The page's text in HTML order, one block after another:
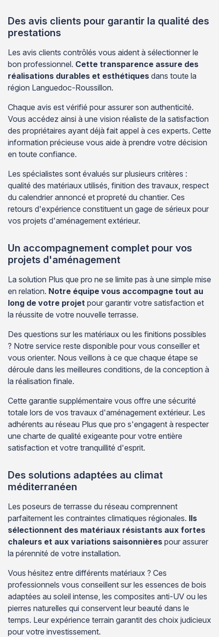
Des avis clients pour garantir la qualité des
prestations
Les avis clients contrôlés vous aident à sélectionner le
bon professionnel. Cette transparence assure des
réalisations durables et esthétiques dans toute la
région Languedoc-Roussillon.
Chaque avis est vérifié pour assurer son authenticité.
Vous accédez ainsi à une vision réaliste de la satisfaction
des propriétaires ayant déjà fait appel à ces experts. Cette
information précieuse vous aide à prendre votre décision
en toute confiance.
Les spécialistes sont évalués sur plusieurs critères :
qualité des matériaux utilisés, finition des travaux, respect
du calendrier annoncé et propreté du chantier. Ces
retours d'expérience constituent un gage de sérieux pour
vos projets d'aménagement extérieur.
Un accompagnement complet pour vos
projets d'aménagement
La solution Plus que pro ne se limite pas à une simple mise
en relation. Notre équipe vous accompagne tout au
long de votre projet pour garantir votre satisfaction et
la réussite de votre nouvelle terrasse.
Des questions sur les matériaux ou les finitions possibles
? Notre service reste disponible pour vous conseiller et
vous orienter. Nous veillons à ce que chaque étape se
déroule dans les meilleures conditions, de la conception à
la réalisation finale.
Cette garantie supplémentaire vous offre une sécurité
totale lors de vos travaux d'aménagement extérieur. Les
adhérents au réseau Plus que pro s'engagent à respecter
une charte de qualité exigeante pour votre entière
satisfaction et votre tranquillité d'esprit.
Des solutions adaptées au climat
méditerranéen
Les poseurs de terrasse du réseau comprennent
parfaitement les contraintes climatiques régionales. Ils
sélectionnent des matériaux résistants aux fortes
chaleurs et aux variations saisonnières pour assurer
la pérennité de votre installation.
Vous hésitez entre différents matériaux ? Ces
professionnels vous conseillent sur les essences de bois
adaptées au soleil intense, les composites anti-UV ou les
pierres naturelles qui conservent leur beauté dans le
temps. Leur expérience terrain garantit des choix judicieux
pour votre investissement.